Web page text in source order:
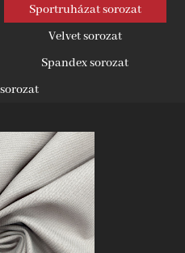
Sportruházat sorozat
Velvet sorozat
Spandex sorozat